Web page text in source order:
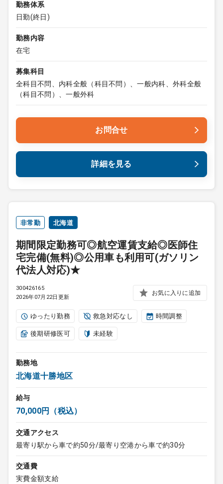
勤務体系
日勤(終日)
勤務内容
在宅
募集科目
全科目不問、内科全般（科目不問）、一般内科、外科全般
（科目不問）、一般外科
お問合せ
詳細を見る
非常勤 北海道
期間限定勤務可◎航空運賃支給◎医師住
宅完備(無料)◎公用車も利用可(ガソリン
代法人対応)★
300426165
2026年07月22日更新
お気に入りに追加
ゆったり勤務 救急対応なし 時間調整
後期研修医可 未経験
勤務地
北海道十勝地区
給与
70,000円（税込）
交通アクセス
最寄り駅から車で約50分/最寄り空港から車で約30分
交通費
実費金額支給